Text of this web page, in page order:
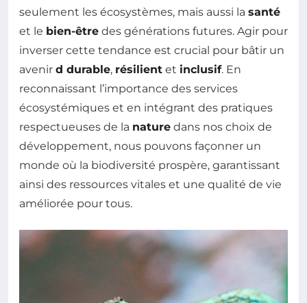
seulement les écosystèmes, mais aussi la santé
et le bien-être des générations futures. Agir pour
inverser cette tendance est crucial pour bâtir un
avenir d durable, résilient et inclusif. En
reconnaissant l’importance des services
écosystémiques et en intégrant des pratiques
respectueuses de la nature dans nos choix de
développement, nous pouvons façonner un
monde où la biodiversité prospère, garantissant
ainsi des ressources vitales et une qualité de vie
améliorée pour tous.